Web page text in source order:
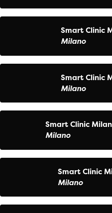
Smart Clinic
Milano
Smart Clinic
Milano
Smart Clinic
Milano
Smart Clinic
Milano